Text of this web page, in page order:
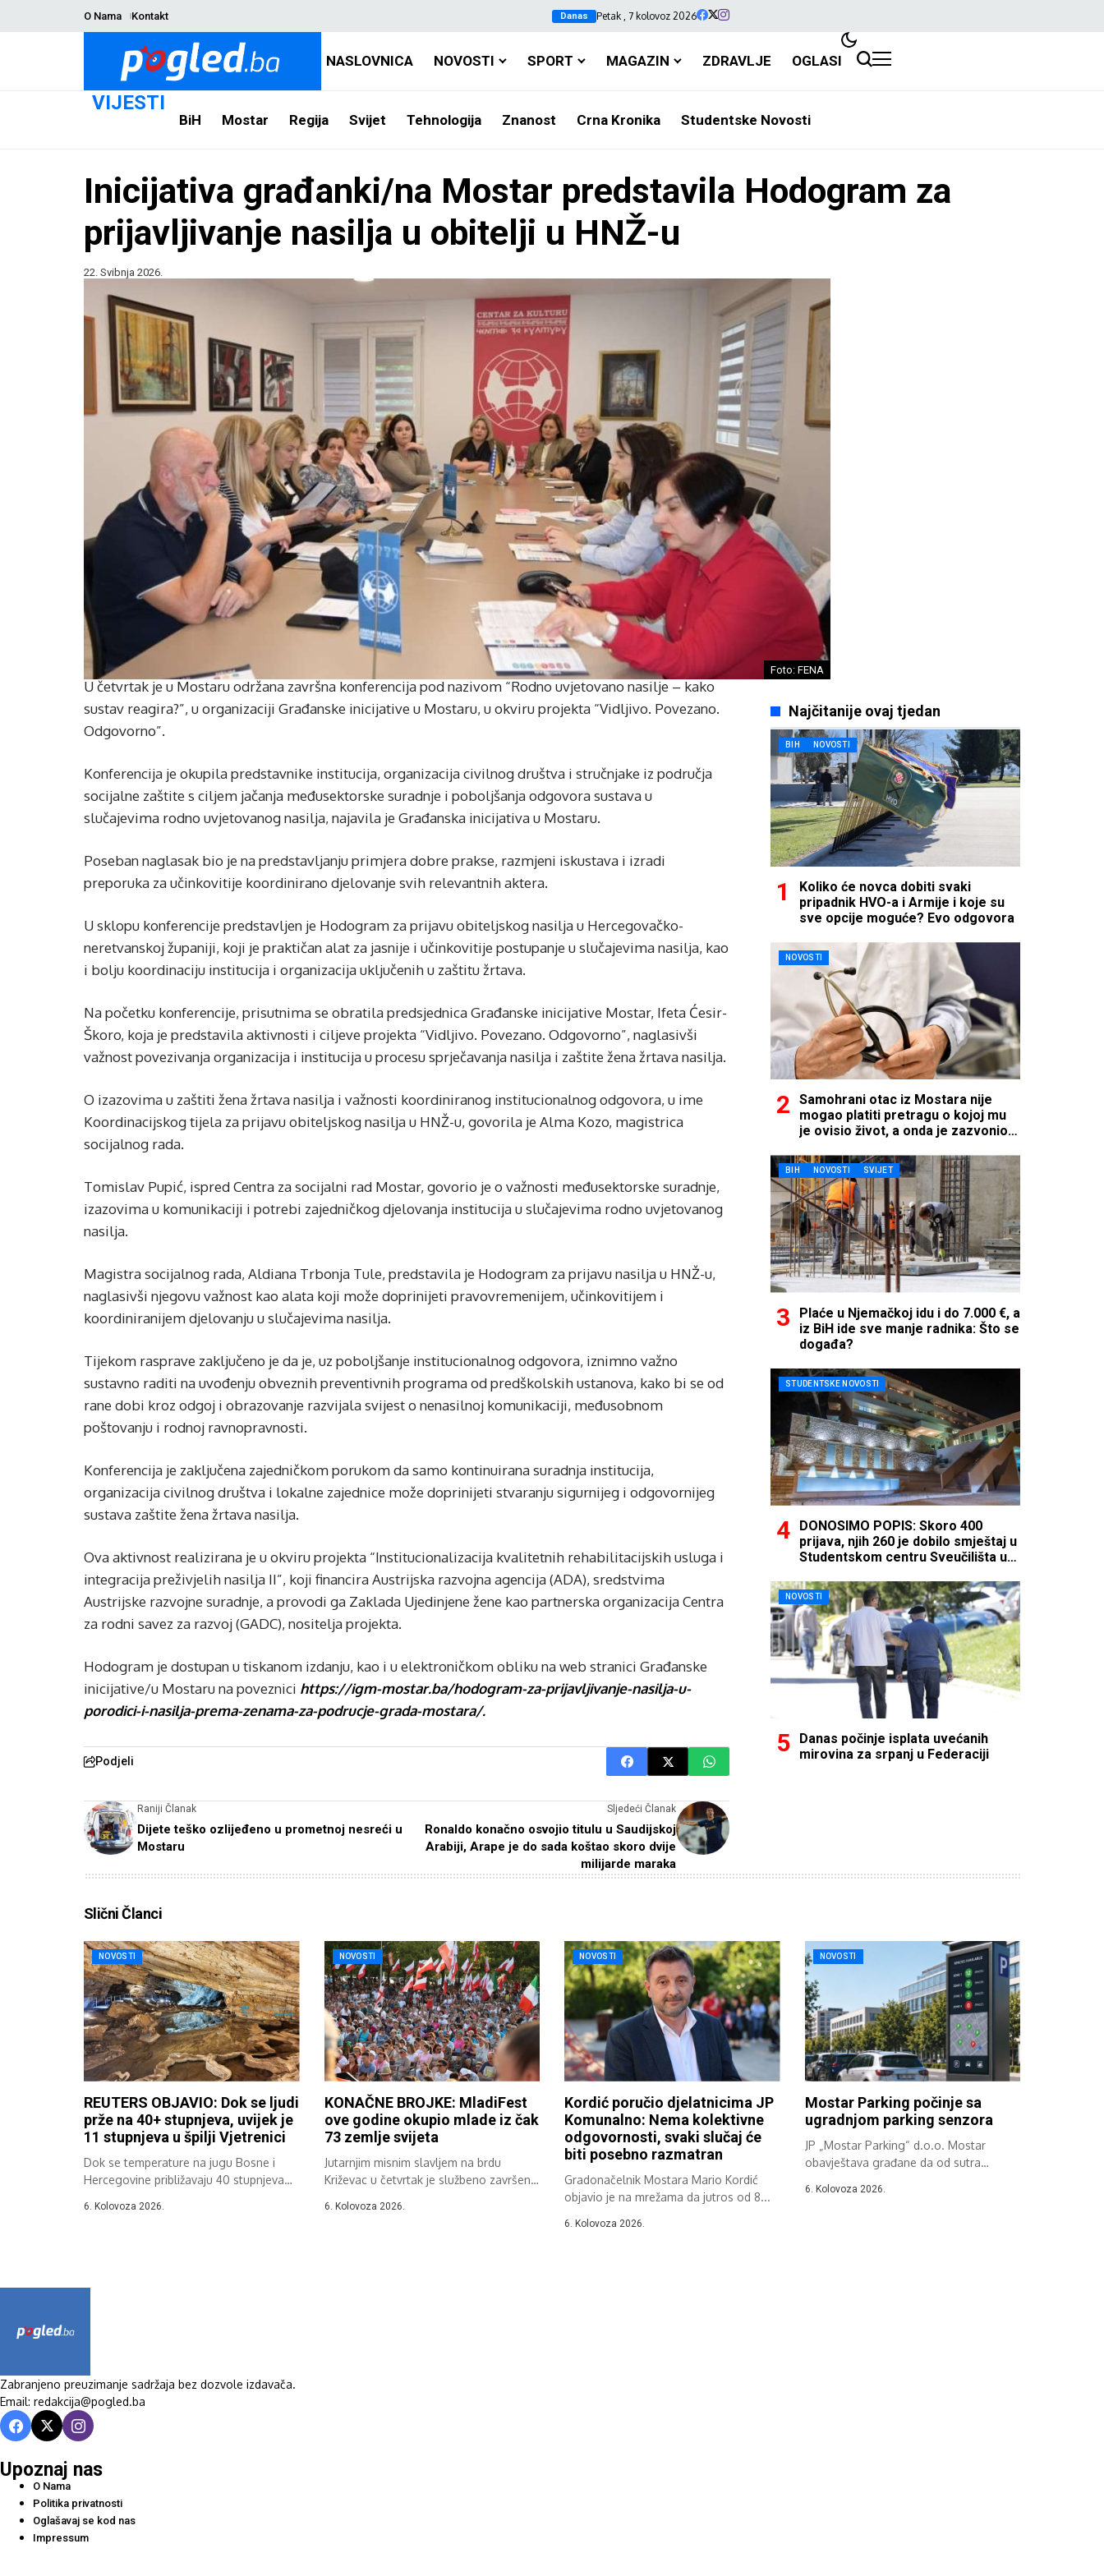
O Nama Kontakt Danas Petak , 7 kolovoz 2026
NASLOVNICA NOVOSTI SPORT MAGAZIN ZDRAVLJE OGLASI
VIJESTI
BiH Mostar Regija Svijet Tehnologija Znanost Crna Kronika Studentske Novosti
Inicijativa građanki/na Mostar predstavila Hodogram za
prijavljivanje nasilja u obitelji u HNŽ-u
22. Svibnja 2026.
Foto: FENA
U četvrtak je u Mostaru održana završna konferencija pod nazivom “Rodno uvjetovano nasilje – kako
sustav reagira?”, u organizaciji Građanske inicijative u Mostaru, u okviru projekta “Vidljivo. Povezano.
Odgovorno”.
Konferencija je okupila predstavnike institucija, organizacija civilnog društva i stručnjake iz područja
socijalne zaštite s ciljem jačanja međusektorske suradnje i poboljšanja odgovora sustava u
slučajevima rodno uvjetovanog nasilja, najavila je Građanska inicijativa u Mostaru.
Poseban naglasak bio je na predstavljanju primjera dobre prakse, razmjeni iskustava i izradi
preporuka za učinkovitije koordinirano djelovanje svih relevantnih aktera.
U sklopu konferencije predstavljen je Hodogram za prijavu obiteljskog nasilja u Hercegovačko-
neretvanskoj županiji, koji je praktičan alat za jasnije i učinkovitije postupanje u slučajevima nasilja, kao
i bolju koordinaciju institucija i organizacija uključenih u zaštitu žrtava.
Na početku konferencije, prisutnima se obratila predsjednica Građanske inicijative Mostar, Ifeta Ćesir-
Škoro, koja je predstavila aktivnosti i ciljeve projekta “Vidljivo. Povezano. Odgovorno”, naglasivši
važnost povezivanja organizacija i institucija u procesu sprječavanja nasilja i zaštite žena žrtava nasilja.
O izazovima u zaštiti žena žrtava nasilja i važnosti koordiniranog institucionalnog odgovora, u ime
Koordinacijskog tijela za prijavu obiteljskog nasilja u HNŽ-u, govorila je Alma Kozo, magistrica
socijalnog rada.
Tomislav Pupić, ispred Centra za socijalni rad Mostar, govorio je o važnosti međusektorske suradnje,
izazovima u komunikaciji i potrebi zajedničkog djelovanja institucija u slučajevima rodno uvjetovanog
nasilja.
Magistra socijalnog rada, Aldiana Trbonja Tule, predstavila je Hodogram za prijavu nasilja u HNŽ-u,
naglasivši njegovu važnost kao alata koji može doprinijeti pravovremenijem, učinkovitijem i
koordiniranijem djelovanju u slučajevima nasilja.
Tijekom rasprave zaključeno je da je, uz poboljšanje institucionalnog odgovora, iznimno važno
sustavno raditi na uvođenju obveznih preventivnih programa od predškolskih ustanova, kako bi se od
rane dobi kroz odgoj i obrazovanje razvijala svijest o nenasilnoj komunikaciji, međusobnom
poštovanju i rodnoj ravnopravnosti.
Konferencija je zaključena zajedničkom porukom da samo kontinuirana suradnja institucija,
organizacija civilnog društva i lokalne zajednice može doprinijeti stvaranju sigurnijeg i odgovornijeg
sustava zaštite žena žrtava nasilja.
Ova aktivnost realizirana je u okviru projekta “Institucionalizacija kvalitetnih rehabilitacijskih usluga i
integracija preživjelih nasilja II”, koji financira Austrijska razvojna agencija (ADA), sredstvima
Austrijske razvojne suradnje, a provodi ga Zaklada Ujedinjene žene kao partnerska organizacija Centra
za rodni savez za razvoj (GADC), nositelja projekta.
Hodogram je dostupan u tiskanom izdanju, kao i u elektroničkom obliku na web stranici Građanske
inicijative/u Mostaru na poveznici https://igm-mostar.ba/hodogram-za-prijavljivanje-nasilja-u-
porodici-i-nasilja-prema-zenama-za-podrucje-grada-mostara/.
Podjeli
Raniji Članak
Dijete teško ozlijeđeno u prometnoj nesreći u
Mostaru
Sljedeći Članak
Ronaldo konačno osvojio titulu u Saudijskoj
Arabiji, Arape je do sada koštao skoro dvije
milijarde maraka
Najčitanije ovaj tjedan
BIH NOVOSTI
Koliko će novca dobiti svaki
pripadnik HVO-a i Armije i koje su
sve opcije moguće? Evo odgovora
NOVOSTI
Samohrani otac iz Mostara nije
mogao platiti pretragu o kojoj mu
je ovisio život, a onda je zazvonio
BIH NOVOSTI SVIJET
Plaće u Njemačkoj idu i do 7.000 €, a
iz BiH ide sve manje radnika: Što se
događa?
STUDENTSKE NOVOSTI
DONOSIMO POPIS: Skoro 400
prijava, njih 260 je dobilo smještaj u
Studentskom centru Sveučilišta u
NOVOSTI
Danas počinje isplata uvećanih
mirovina za srpanj u Federaciji
Slični Članci
NOVOSTI
REUTERS OBJAVIO: Dok se ljudi
prže na 40+ stupnjeva, uvijek je
11 stupnjeva u špilji Vjetrenici
Dok se temperature na jugu Bosne i
Hercegovine približavaju 40 stupnjeva
6. Kolovoza 2026.
NOVOSTI
KONAČNE BROJKE: MladiFest
ove godine okupio mlade iz čak
73 zemlje svijeta
Jutarnjim misnim slavljem na brdu
Križevac u četvrtak je službeno završen
6. Kolovoza 2026.
NOVOSTI
Kordić poručio djelatnicima JP
Komunalno: Nema kolektivne
odgovornosti, svaki slučaj će
biti posebno razmatran
Gradonačelnik Mostara Mario Kordić
objavio je na mrežama da jutros od 8...
6. Kolovoza 2026.
NOVOSTI
Mostar Parking počinje sa
ugradnjom parking senzora
JP „Mostar Parking“ d.o.o. Mostar
obavještava građane da od sutra
6. Kolovoza 2026.
Zabranjeno preuzimanje sadržaja bez dozvole izdavača.
Email: redakcija@pogled.ba
Upoznaj nas
O Nama
Politika privatnosti
Oglašavaj se kod nas
Impressum